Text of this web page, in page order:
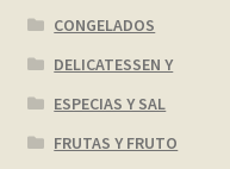
Privacy Policy
Sample Page
Shop
CONGELADOS
DELICATESSEN Y
ESPECIAS Y SAL
FRUTAS Y FRUTO